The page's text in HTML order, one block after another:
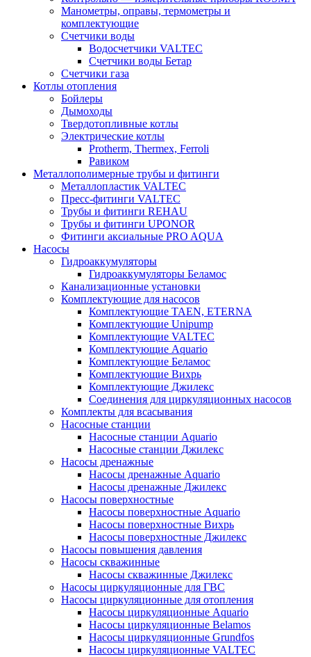
Манометры, оправы, термометры и
комплектующие
Счетчики воды
Водосчетчики VALTEC
Счетчики воды Бетар
Счетчики газа
Котлы отопления
Бойлеры
Дымоходы
Твердотопливные котлы
Электрические котлы
Protherm, Thermex, Ferroli
Равиком
Металлополимерные трубы и фитинги
Металлопластик VALTEC
Пресс-фитинги VALTEC
Трубы и фитинги REHAU
Трубы и фитинги UРONOR
Фитинги аксиальные PRO AQUA
Насосы
Гидроаккумуляторы
Гидроаккумуляторы Беламос
Канализационные установки
Комплектующие для насосов
Комплектующие TAEN, ETERNA
Комплектующие Unipump
Комплектующие VALTEC
Комплектующие Аquario
Комплектующие Беламос
Комплектующие Вихрь
Комплектующие Джилекс
Соединения для циркуляционных насосов
Комплекты для всасывания
Насосные станции
Насосные станции Аquario
Насосные станции Джилекс
Насосы дренажные
Насосы дренажные Аquario
Насосы дренажные Джилекс
Насосы поверхностные
Насосы поверхностные Аquario
Насосы поверхностные Вихрь
Насосы поверхностные Джилекс
Насосы повышения давления
Насосы скважинные
Насосы скважинные Джилекс
Насосы циркуляционные для ГВС
Насосы циркуляционные для отопления
Насосы циркуляционные Aquario
Насосы циркуляционные Belamos
Насосы циркуляционные Grundfos
Насосы циркуляционные VALTEC